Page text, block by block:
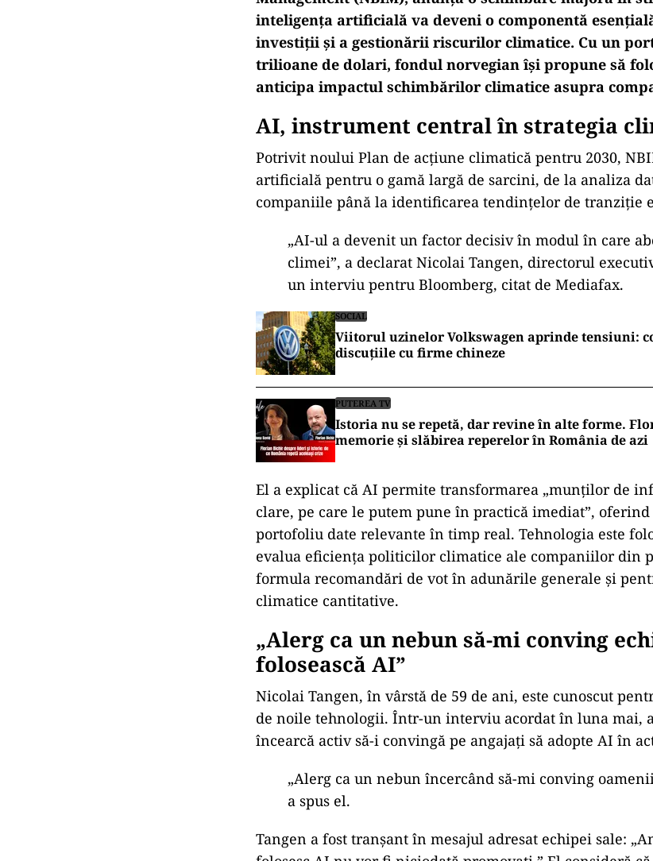
inteligența artificială va deveni o componentă
investiții și a gestionării riscurilor climatice. Cu un
trilioane de dolari, fondul norvegian își propune să
anticipa impactul schimbărilor climatice asupra
ad
AI, instrument centralîn strategia
Potrivit noului Plan de acțiune climatică pentru 2030,
artificială pentru o gamă largă de sarcini, de la analiza
„AI-ul a devenit un factor decisivîn modul în care
climei”, a declarat Nicolai Tangen, directorul
un interviu pentru Bloomberg, citat de Mediafax.
SOCIAL
Viitorul uzinelor Volkswagen aprinde tensiuni:
PUTEREA TV
Istoria nu se repetă, dar revine în alte forme.
memorie și slăbirea reperelor în România de azi
clare, pe care le putem pune în practică imediat”,
portofoliu date relevante
formula recomandări de votîn adunările generale și